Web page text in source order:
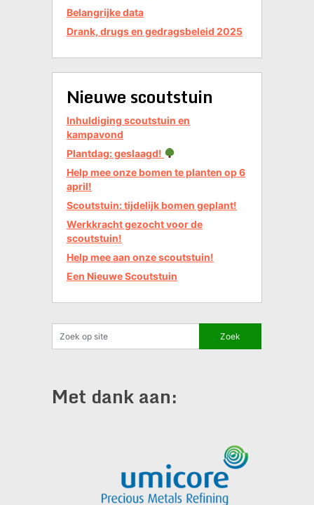
Belangrijke data
Drank, drugs en gedragsbeleid 2025
Nieuwe scoutstuin
Inhuldiging scoutstuin en
kampavond
Plantdag: geslaagd!
Help mee onze bomen te planten op 6
april!
Scoutstuin: tijdelijk bomen geplant!
Werkkracht gezocht voor de
scoutstuin!
Help mee aan onze scoutstuin!
Een Nieuwe Scoutstuin
Met dank aan: